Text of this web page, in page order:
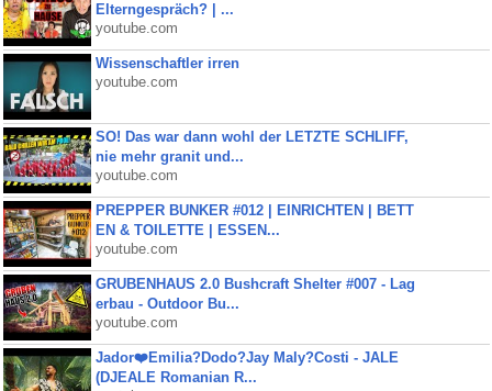
Elterngespräch? | ...
youtube.com
Wissenschaftler irren
youtube.com
SO! Das war dann wohl der LETZTE SCHLIFF,
nie mehr granit und...
youtube.com
PREPPER BUNKER #012 | EINRICHTEN | BETT
EN & TOILETTE | ESSEN...
youtube.com
GRUBENHAUS 2.0 Bushcraft Shelter #007 - Lag
erbau - Outdoor Bu...
youtube.com
Jador❤️Emilia?Dodo?Jay Maly?Costi - JALE
(DJEALE Romanian R...